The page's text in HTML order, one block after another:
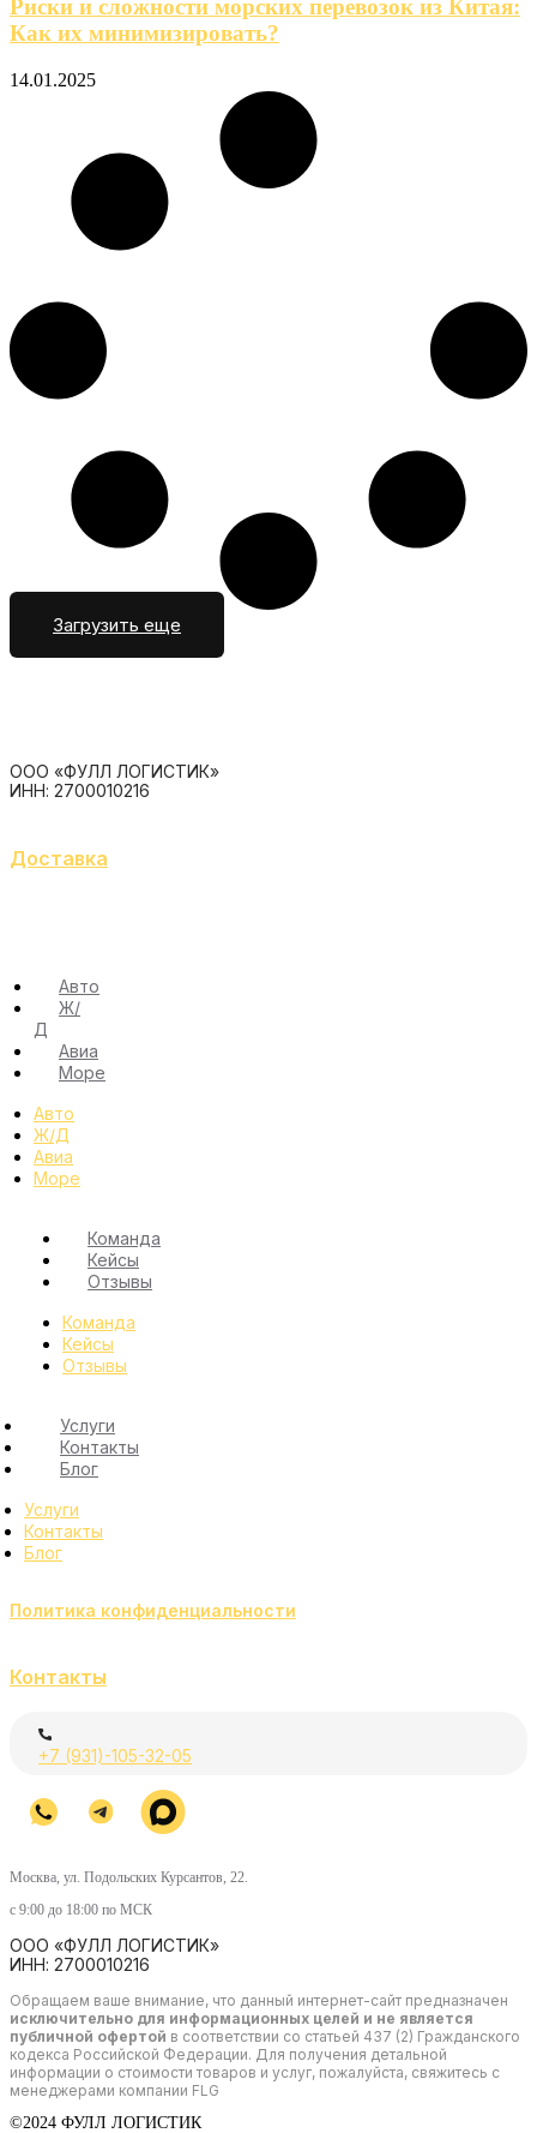
Риски и сложности морских перевозок из Китая:
Как их минимизировать?
14.01.2025
Загрузить еще
ООО «ФУЛЛ ЛОГИСТИК»
ИНН: 2700010216
Доставка
Авто
Ж/
Д
Авиа
Море
Авто
Ж/Д
Авиа
Море
Команда
Кейсы
Отзывы
Команда
Кейсы
Отзывы
Услуги
Контакты
Блог
Услуги
Контакты
Блог
Политика конфиденциальности
Контакты
+7 (931)-105-32-05
Москва, ул. Подольских Курсантов, 22.
с 9:00 до 18:00 по МСК
ООО «ФУЛЛ ЛОГИСТИК»
ИНН: 2700010216
Обращаем ваше внимание, что данный интернет-сайт предназначен
исключительно для информационных целей и не является
публичной офертой в соответствии со статьей 437 (2) Гражданского
кодекса Российской Федерации. Для получения детальной
информации о стоимости товаров и услуг, пожалуйста, свяжитесь с
менеджерами компании FLG
©2024 ФУЛЛ ЛОГИСТИК